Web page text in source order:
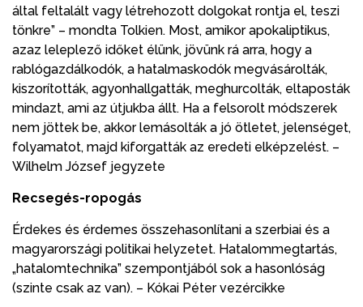
által feltalált vagy létrehozott dolgokat rontja el, teszi
tönkre” – mondta Tolkien. Most, amikor apokaliptikus,
azaz leleplező időket élünk, jövünk rá arra, hogy a
rablógazdálkodók, a hatalmaskodók megvásárolták,
kiszorították, agyonhallgatták, meghurcolták, eltaposták
mindazt, ami az útjukba állt. Ha a felsorolt módszerek
nem jöttek be, akkor lemásolták a jó ötletet, jelenséget,
folyamatot, majd kiforgatták az eredeti elképzelést. –
Wilhelm József jegyzete
Recsegés-ropogás
Érdekes és érdemes összehasonlítani a szerbiai és a
magyarországi politikai helyzetet. Hatalommegtartás,
„hatalomtechnika” szempontjából sok a hasonlóság
(szinte csak az van). – Kókai Péter vezércikke